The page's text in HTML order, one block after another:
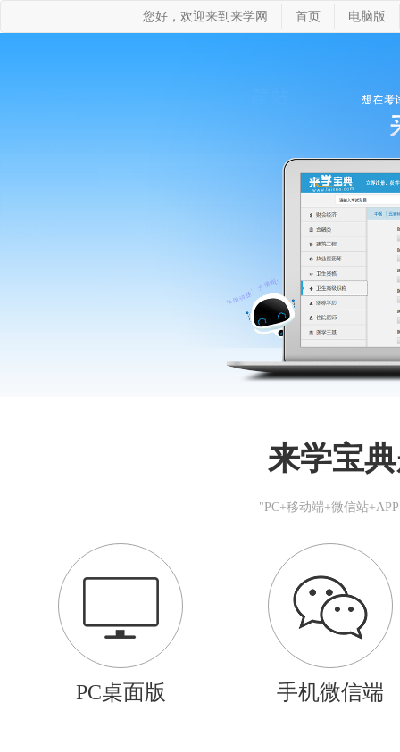
您好，欢迎来到来学网 首页 电脑版
来学宝
"PC+移动端+微信站
PC桌面版 手机微信端